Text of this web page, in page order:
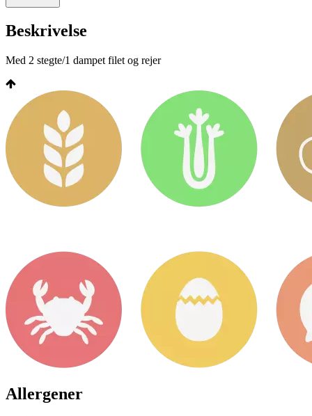
Beskrivelse
Med 2 stegte/1 dampet filet og rejer
Allergener